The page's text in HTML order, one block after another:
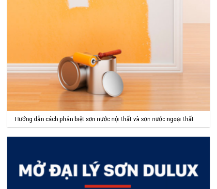
Hướng dẫn cách phân biệt sơn nước nội thất và sơn nước ngoại thất